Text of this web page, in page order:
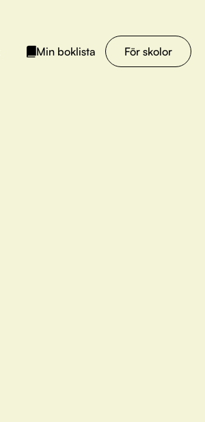
Min boklista För skolor